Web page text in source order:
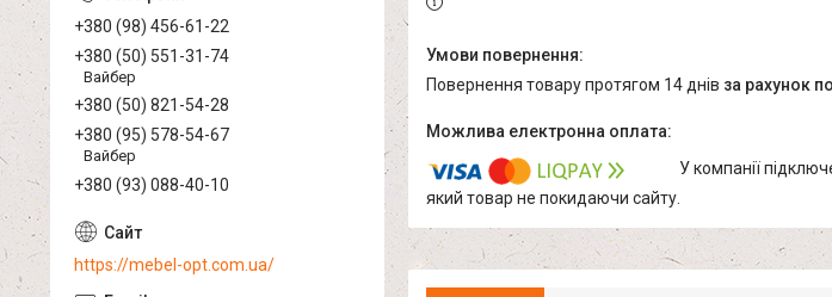
повернення товару протягом 14 днів за рахунок
У компанії
який товар не покидаючи сайту.
+380 (98) 456-61-22
+380 (50) 551-31-74
Вайбер
+380 (50) 821-54-28
+380 (95) 578-54-67
Вайбер
+380 (93) 088-40-10
https://mebel-opt.com.ua/